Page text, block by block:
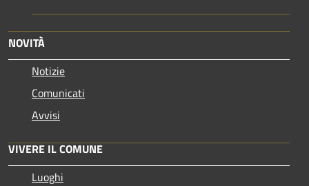
NOVITÀ
Notizie
Comunicati
Avvisi
VIVERE IL COMUNE
Luoghi